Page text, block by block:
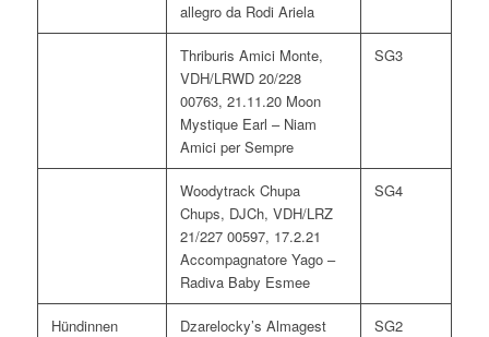
allegro da Rodi Ariela
Thriburis Amici Monte,
VDH/LRWD 20/228
00763, 21.11.20 Moon
Mystique Earl – Niam
Amici per Sempre
SG3
Woodytrack Chupa
Chups, DJCh, VDH/LRZ
21/227 00597, 17.2.21
Accompagnatore Yago –
Radiva Baby Esmee
SG4
Hündinnen
Dzarelocky’s Almagest
SG2